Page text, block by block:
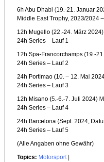
6h Abu Dhabi (19.-21. Januar
Middle East Trophy, 2023/2024
12h Mugello (22.-24. März
24h Series – Lauf 1
12h Spa-Francorchamps (19.-
24h Series – Lauf 2
24h Portimao (10. – 12. Mai
24h Series – Lauf 3
12h Misano (5.-6.-7. Juli 2024)
24h Series – Lauf 4
24h Barcelona (Sept. 2024,
24h Series – Lauf 5
(Alle Angaben ohne Gewähr)
Topics: Motorsport|